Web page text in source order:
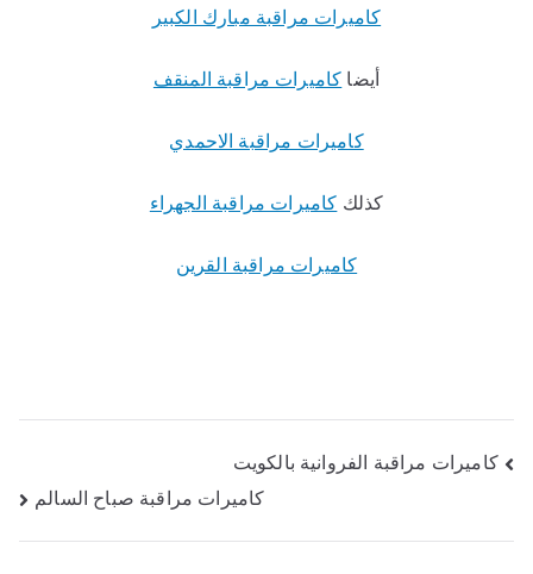
كاميرات مراقبة مبارك الكبير
أيضا كاميرات مراقبة المنقف
كاميرات مراقبة الاحمدي
كذلك كاميرات مراقبة الجهراء
كاميرات مراقبة القرين
كاميرات مراقبة الفروانية بالكويت
كاميرات مراقبة صباح السالم